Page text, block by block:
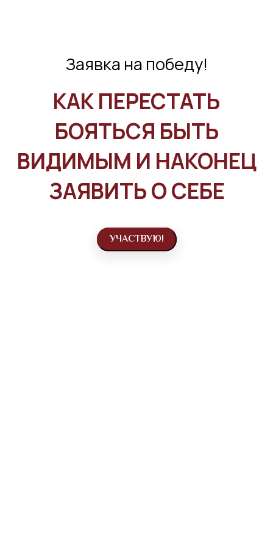
Заявка на победу!
КАК ПЕРЕСТАТЬ
БОЯТЬСЯ БЫТЬ
ВИДИМЫМ И НАКОНЕЦ
ЗАЯВИТЬ О СЕБЕ
УЧАСТВУЮ!